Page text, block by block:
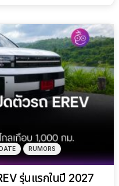
RUMORS
รุ่นแรกในปี 2027